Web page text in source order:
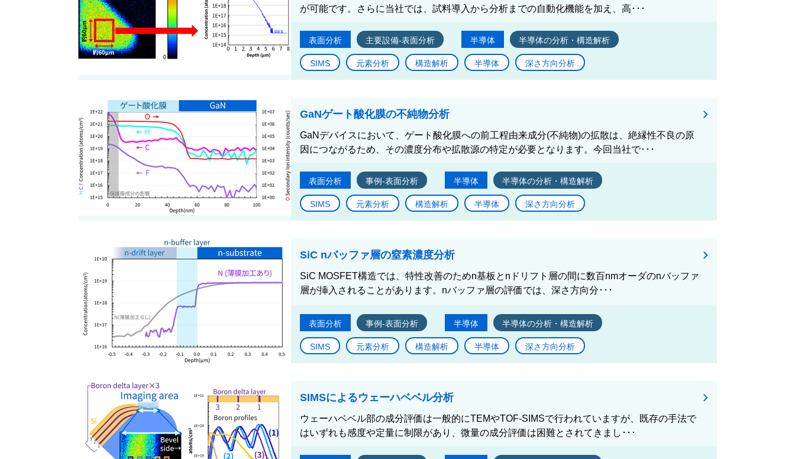
が可能です。さらに当社では、試料導入から分析までの自動化機能を加え、高･･･
表面分析 主要設備-表面分析 半導体 半導体の分析・構造解析
SIMS 元素分析 構造解析 半導体 深さ方向分析
GaNゲート酸化膜の不純物分析
GaNデバイスにおいて、ゲート酸化膜への前工程由来成分(不純物)の拡散は、絶縁性不良の原
因につながるため、その濃度分布や拡散源の特定が必要となります。今回当社で･･･
表面分析 事例-表面分析 半導体 半導体の分析・構造解析
SIMS 元素分析 構造解析 半導体 深さ方向分析
SiC nバッファ層の窒素濃度分析
SiC MOSFET構造では、特性改善のためn基板とnドリフト層の間に数百nmオーダのnバッファ
層が挿入されることがあります。nバッファ層の評価では、深さ方向分･･･
表面分析 事例-表面分析 半導体 半導体の分析・構造解析
SIMS 元素分析 構造解析 半導体 深さ方向分析
SIMSによるウェーハベベル分析
ウェーハベベル部の成分評価は一般的にTEMやTOF-SIMSで行われていますが、既存の手法で
はいずれも感度や定量に制限があり、微量の成分評価は困難とされてきまし･･･